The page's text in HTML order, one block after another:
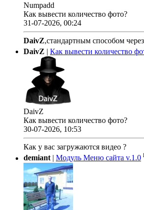
Numpadd
Как вывести количество фото?
31-07-2026, 00:24
DaivZ,стандартным способом
DaivZ | Как вывести количество
DaivZ
Как вывести количество фото?
30-07-2026, 10:53
Как у вас загружаются видео ?
demiant| Модуль Меню сайта v.1.0